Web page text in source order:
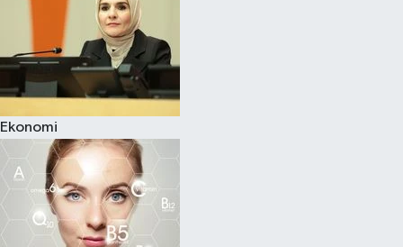
Ekonomi
Yaşam-Çevre